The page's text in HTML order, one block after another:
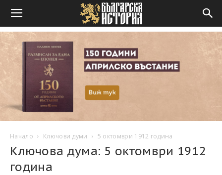
Начало Ключови думи 5 октомври 1912 година
Ключова дума: 5 октомври 1912
година